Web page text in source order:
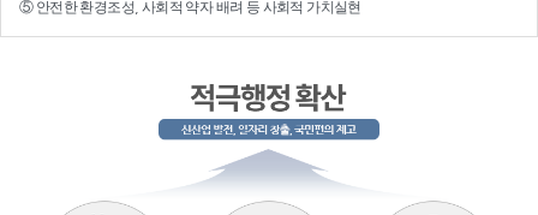
⑤ 안전한 환경조성, 사회적 약자 배려 등 사회적 가치실현